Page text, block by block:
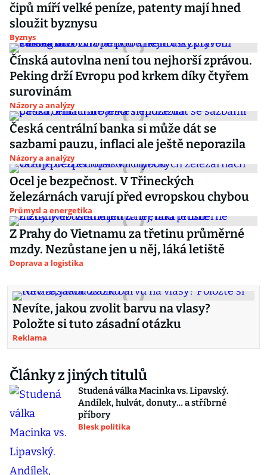
čipů míří velké peníze, patenty mají hned
sloužit byznysu
Byznys
Čínská autovlna není tou nejhorší zprávou.
Peking drží Evropu pod krkem díky čtyřem
surovinám
Názory a analýzy
Česká centrální banka si může dát se
sazbami pauzu, inflaci ale ještě neporazila
Názory a analýzy
Ocel je bezpečnost. V Třineckých
železárnách varují před evropskou chybou
Průmysl a energetika
Z Prahy do Vietnamu za třetinu průměrné
mzdy. Nezůstane jen u něj, láká letiště
Doprava a logistika
Nevíte, jakou zvolit barvu na vlasy?
Položte si tuto zásadní otázku
Reklama
Články z jiných titulů
Studená válka Macinka vs. Lipavský.
Andílek, hulvát, donuty… a stříbrné
příbory
Blesk politika